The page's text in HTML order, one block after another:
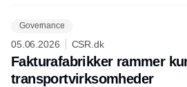
Governance
05.06.2026 CSR.dk
Fakturafabrikker rammer
transportvirksomheder